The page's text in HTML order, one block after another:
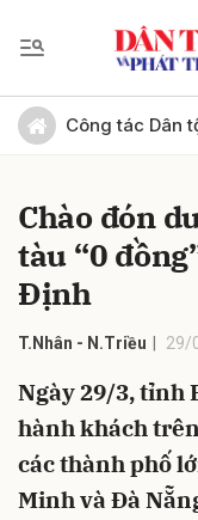
Công tác Dân
Chào đón
tàu “0
Định
T.Nhân - N.Triều 29/
Ngày 29/3, tỉnh
hành khách
các thành phố
Minh và Đà
Gửi bình luận